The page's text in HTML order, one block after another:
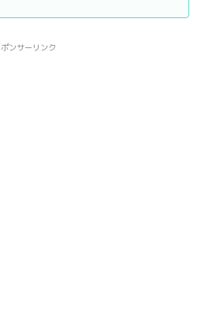
ポンサーリンク